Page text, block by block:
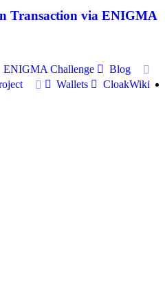
Transaction via ENIGMA
ENIGMA Challenge
Blog
Wallets CloakWiki